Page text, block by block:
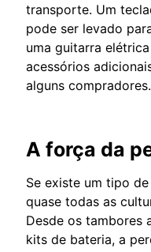
transporte. Um
pode ser levado
uma guitarra
acessórios
alguns compradores.
A força da
Se existe um tipo
quase todas as
Desde os tambores
kits de bateria, a